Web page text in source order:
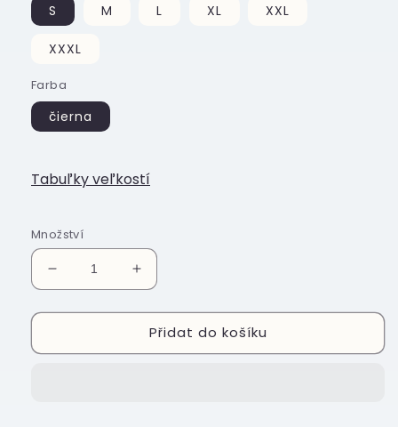
S M L XL XXL
XXXL
Farba
čierna
Tabuľky veľkostí
Množství
množství
produktu
tričko
Zvýšit
množství
produktu
Kresťanské
tričko
Přidat do košíku